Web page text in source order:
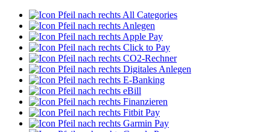
All Categories
Anlegen
Apple Pay
Click to Pay
CO2-Rechner
Digitales Anlegen
E-Banking
eBill
Finanzieren
Fitbit Pay
Garmin Pay